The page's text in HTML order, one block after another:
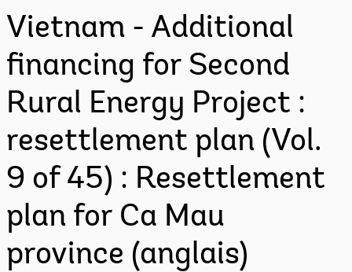
Vietnam - Additional
financing for Second
Rural Energy Project :
resettlement plan (Vol.
9 of 45) : Resettlement
plan for Ca Mau
province (anglais)